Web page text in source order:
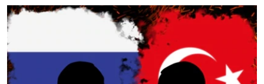
ТЕЛЕПРОЕКТ КРЫМ.РЕАЛИИ
СОВЕТЫ ПРАВОЗАЩИТНИКОВ
ПРОПАВШИЕ БЕЗ ВЕСТИ
ПОБЕДИТЕЛЕЙ НЕ СУДЯТ?
Українською
ПРИСОЕДИНЯЙТЕСЬ!